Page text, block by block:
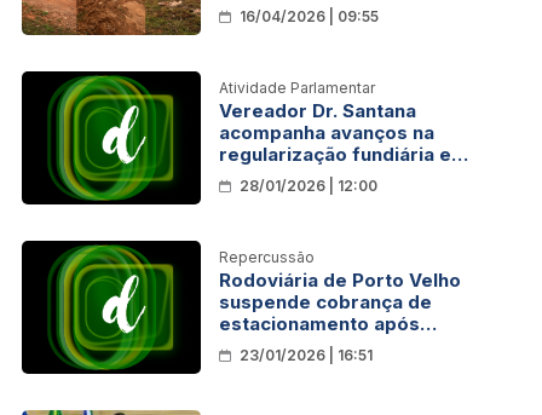
16/04/2026 | 09:55
Atividade Parlamentar
Vereador Dr. Santana
acompanha avanços na
regularização fundiária e
destaca novo modelo de licença
de obras em Porto Velho
28/01/2026 | 12:00
Repercussão
Rodoviária de Porto Velho
suspende cobrança de
estacionamento após
repercussão negativa
23/01/2026 | 16:51